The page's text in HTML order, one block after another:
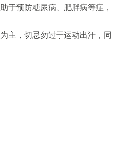
于预防糖尿病、肥胖病等症，
主，切忌勿过于运动出汗，同